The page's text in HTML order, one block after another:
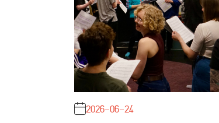
2026-06-24